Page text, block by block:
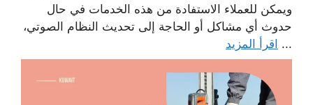
ويمكن للعملاء الاستفادة من هذه الخدمات في حال
حدوث أي مشاكل أو الحاجة إلى تحديث النظام الصوتي،
... اقرأ المزيد